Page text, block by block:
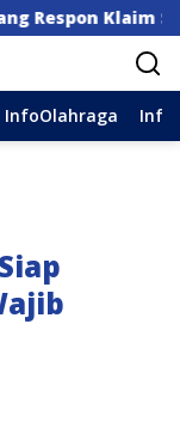
Sepihak,
InfoOlahraga